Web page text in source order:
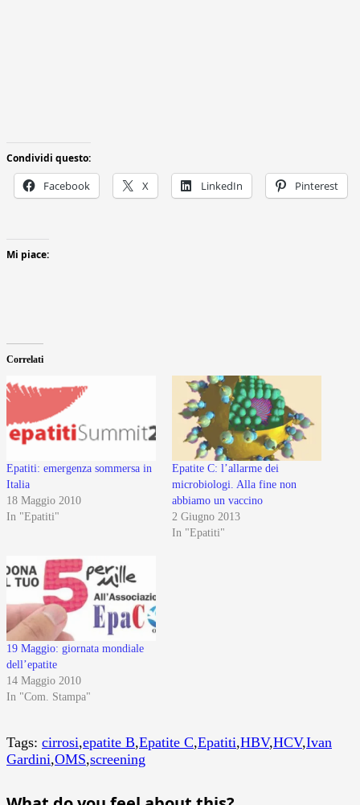
Condividi questo:
Facebook X LinkedIn Pinterest
Mi piace:
Correlati
Epatiti: emergenza sommersa in
Italia
18 Maggio 2010
In "Epatiti"
Epatite C: l’allarme dei
microbiologi. Alla fine non
abbiamo un vaccino
2 Giugno 2013
In "Epatiti"
19 Maggio: giornata mondiale
dell’epatite
14 Maggio 2010
In "Com. Stampa"
Tags: cirrosi,epatite B,Epatite C,Epatiti,HBV,HCV,Ivan
Gardini,OMS,screening